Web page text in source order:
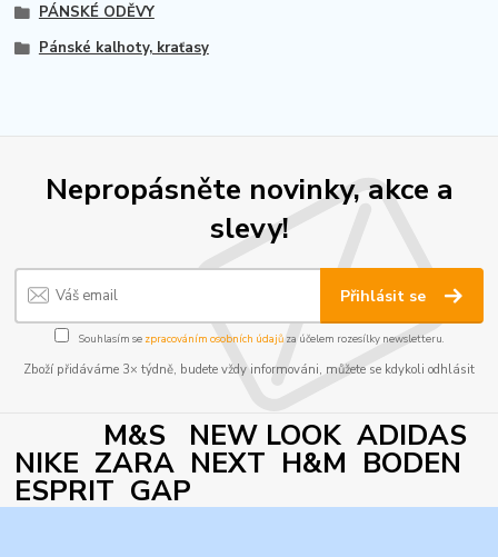
PÁNSKÉ ODĚVY
Pánské kalhoty, kraťasy
Nepropásněte novinky, akce a
slevy!
Přihlásit se
Souhlasím se zpracováním osobních údajůza účelem rozesílky newsletteru.
Zboží přidáváme 3× týdně, budete vždy informováni, můžete se kdykoli odhlásit
M&S NEW LOOK ADIDAS
NIKE ZARA NEXT H&M BODEN
ESPRIT GAP